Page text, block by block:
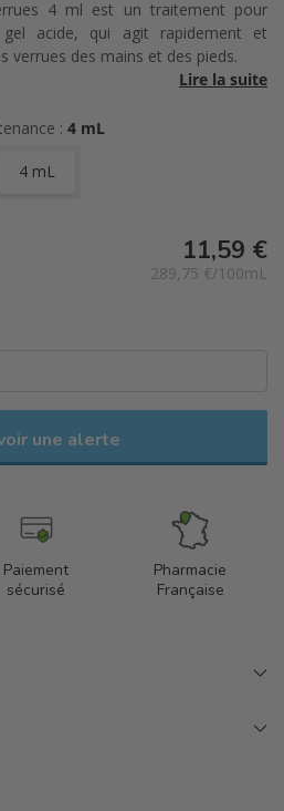
4 ml est un traitement pour
acide, qui agit rapidement et
verrues des mains et des pieds.
épaissie et le virus à l'origine de
sur la verrue grâce au coton-
dès la première semaine. Efficacité
Lire la suite
: 4 mL
4 mL
11,59 €
289,75 €/100mL
une alerte
Paiement
sécurisé
Pharmacie
Française